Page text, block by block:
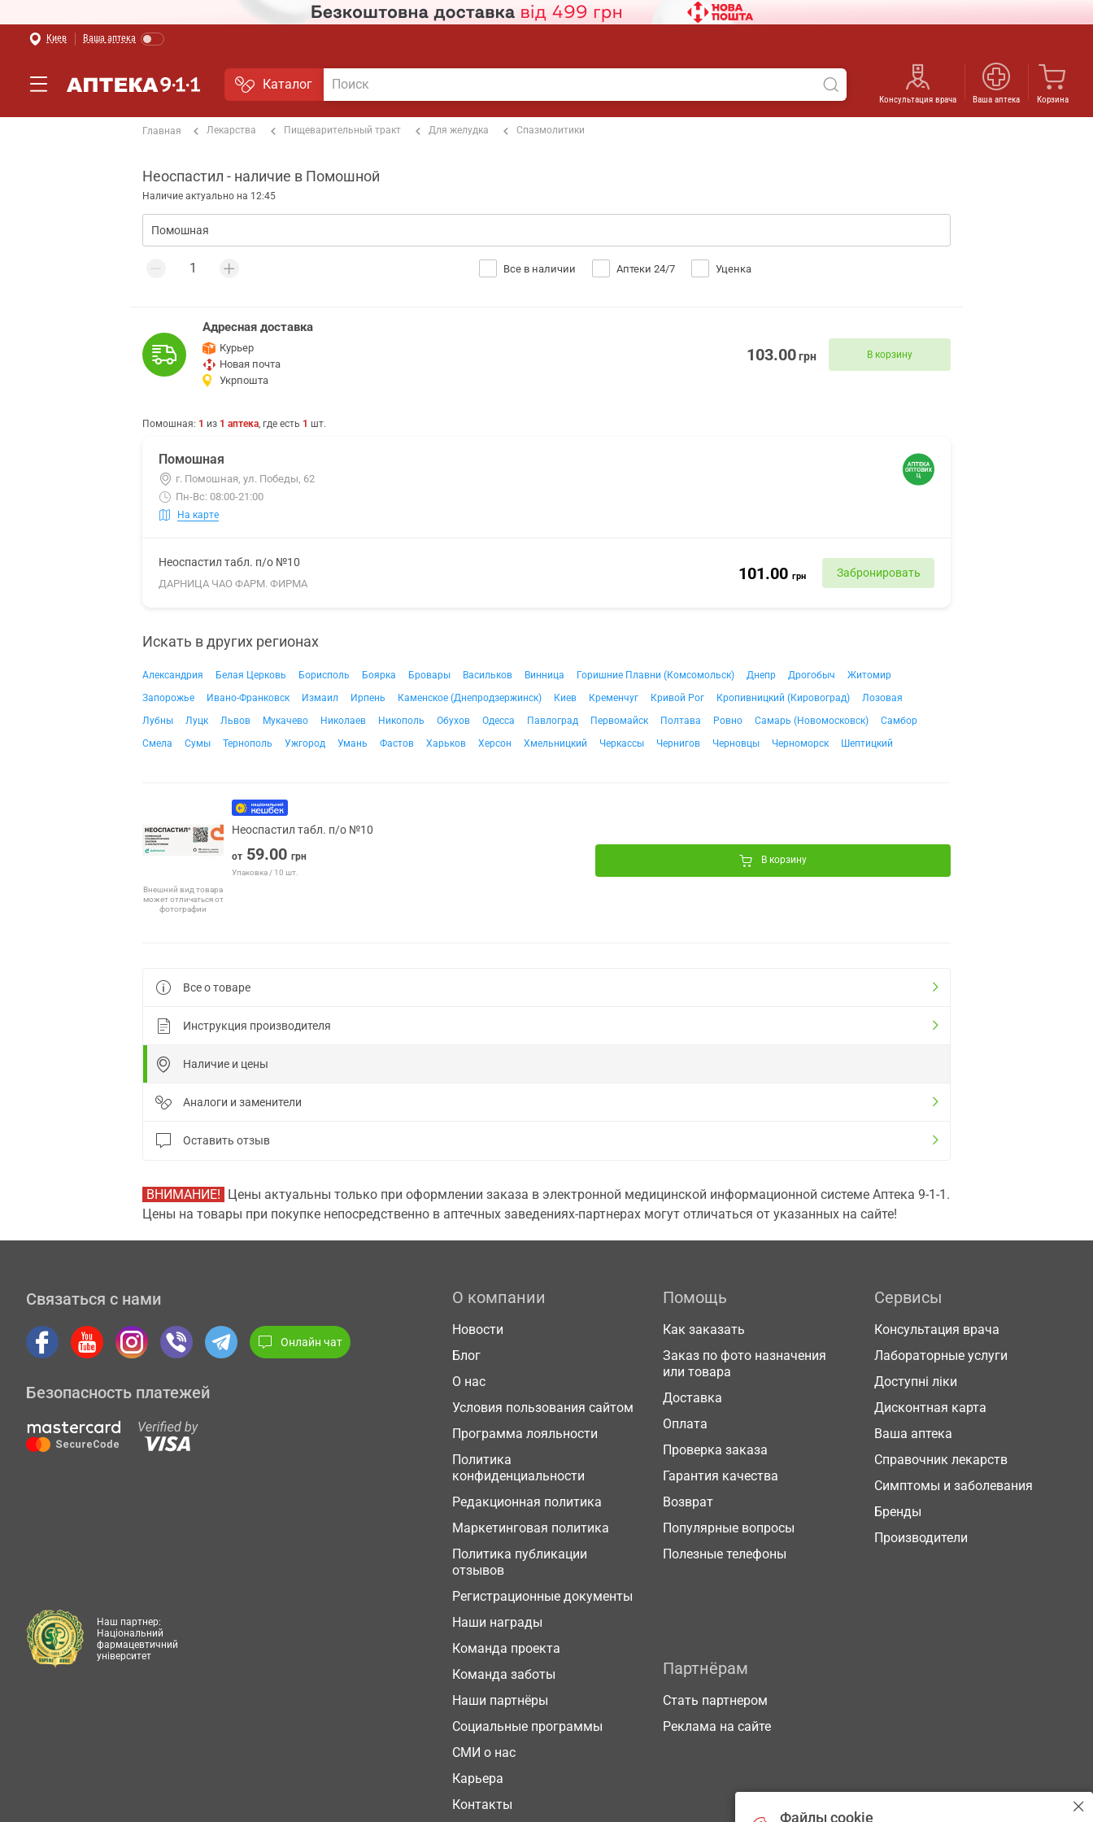
Киев Ваша аптека
Каталог
Консультация врача Ваша аптека Корзина
Главная Лекарства Пищеварительный тракт Для желудка Спазмолитики
Неоспастил - наличие в Помошной
Наличие актуально на 12:45
Все в наличии Аптеки 24/7 Уценка
Адресная доставка
Курьер
Новая почта
Укрпошта
103.00грн В корзину
Помошная: 1 из 1 аптека, где есть 1 шт.
Помошная
г. Помошная, ул. Победы, 62
Пн-Вс: 08:00-21:00
На карте
Неоспастил табл. п/о №10
ДАРНИЦА ЧАО ФАРМ. ФИРМА
101.00 грн Забронировать
Искать в других регионах
Александрия Белая Церковь Борисполь Боярка Бровары Васильков Винница Горишние Плавни (Комсомольск) Днепр Дрогобыч
Житомир
Запорожье
Ивано-Франковск Измаил Ирпень Каменское (Днепродзержинск) Киев Кременчуг Кривой Рог Кропивницкий (Кировоград)
Лозовая
Лубны
Луцк Львов Мукачево Николаев Никополь Обухов Одесса Павлоград Первомайск Полтава Ровно Самарь (Новомосковск)
Самбор
Смела
Сумы Тернополь Ужгород Умань Фастов Харьков Херсон Хмельницкий Черкассы Чернигов Черновцы Черноморск Шептицкий
Внешний вид товара
может отличаться от
фотографии
Неоспастил табл. п/о №10
от 59.00 грн
Упаковка / 10 шт.
В корзину
Все о товаре
Инструкция производителя
Наличие и цены
Аналоги и заменители
Оставить отзыв
ВНИМАНИЕ! Цены актуальны только при оформлении заказа в электронной медицинской информационной системе Аптека 9-1-1.
Цены на товары при покупке непосредственно в аптечных заведениях-партнерах могут отличаться от указанных на сайте!
Связаться с нами
Онлайн чат
Безопасность платежей
О компании
Новости
Блог
О нас
Условия пользования сайтом
Программа лояльности
Политика
конфиденциальности
Редакционная политика
Маркетинговая политика
Политика публикации
отзывов
Регистрационные документы
Наши награды
Команда проекта
Команда заботы
Наши партнёры
Социальные программы
СМИ о нас
Карьера
Контакты
Помощь
Как заказать
Заказ по фото назначения
или товара
Доставка
Оплата
Проверка заказа
Гарантия качества
Возврат
Популярные вопросы
Полезные телефоны
Сервисы
Консультация врача
Лабораторные услуги
Доступні ліки
Дисконтная карта
Ваша аптека
Справочник лекарств
Симптомы и заболевания
Бренды
Производители
Партнёрам
Стать партнером
Реклама на сайте
Наш партнер:
Національний
фармацевтичний
університет
Файлы cookie